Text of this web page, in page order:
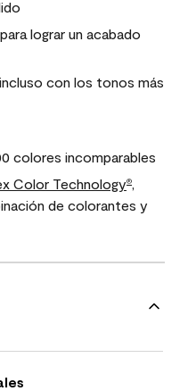
lograr un acabado
con los tonos más
colores incomparables
Color Technology®,
de colorantes y